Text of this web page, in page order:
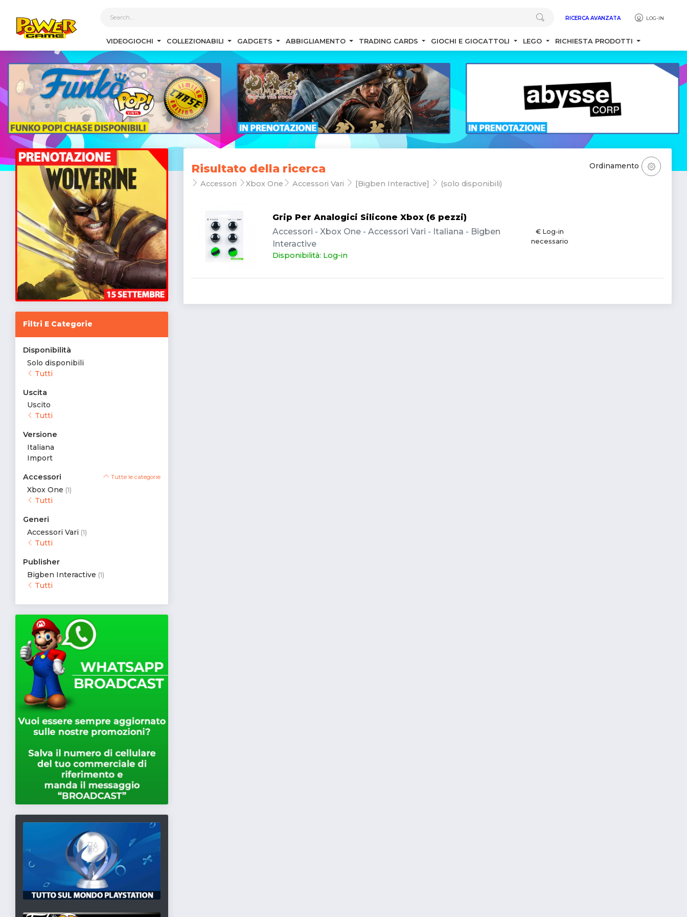
RICERCA AVANZATA LOG-IN
VIDEOGIOCHI COLLEZIONABILI GADGETS ABBIGLIAMENTO TRADING CARDS GIOCHI E GIOCATTOLI LEGO RICHIESTA PRODOTTI
Filtri E Categorie
Disponibilità
Solo disponibili
Tutti
Uscita
Uscito
Tutti
Versione
Italiana
Import
Accessori Tutte le categorie
Xbox One (1)
Tutti
Generi
Accessori Vari (1)
Tutti
Publisher
Bigben Interactive (1)
Tutti
Risultato della ricerca
Accessori Xbox One Accessori Vari [Bigben Interactive] (solo disponibili)
Ordinamento
Grip Per Analogici Silicone Xbox (6 pezzi)
Accessori - Xbox One - Accessori Vari - Italiana - Bigben
Interactive
Disponibilità: Log-in
€ Log-in
necessario